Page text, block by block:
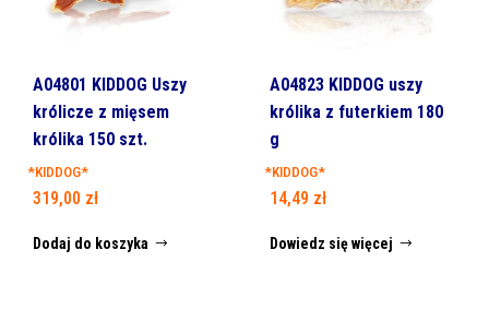
A04801 KIDDOG Uszy
królicze z mięsem
królika 150 szt.
*KIDDOG*
319,00 zł
Dodaj do koszyka
A04823 KIDDOG uszy
królika z futerkiem 180
g
*KIDDOG*
14,49 zł
Dowiedz się więcej